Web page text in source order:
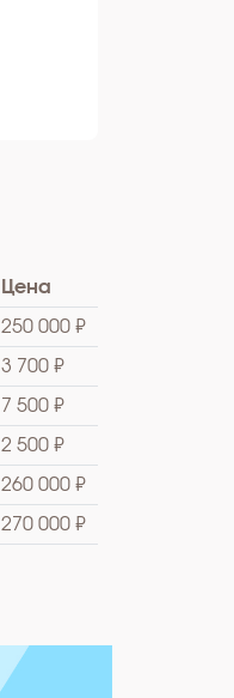
Цена
250 000 ₽
3 700 ₽
7 500 ₽
2 500 ₽
260 000 ₽
270 000 ₽